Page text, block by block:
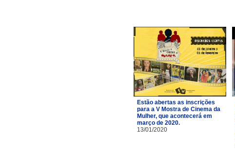
Estão abertas as inscrições
para a V Mostra de Cinema da
Mulher, que acontecerá em
março de 2020.
13/01/2020